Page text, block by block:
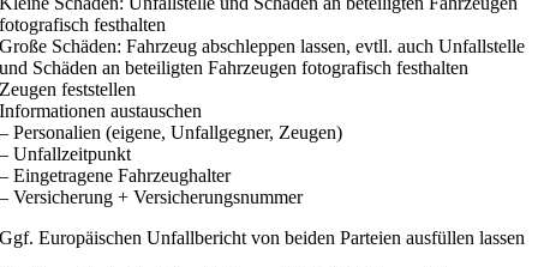
fotografisch festhalten
Große Schäden: Fahrzeug abschleppen lassen, evtll. auch Unfallstelle
und Schäden an beteiligten Fahrzeugen fotografisch festhalten
Zeugen feststellen
Informationen austauschen
– Personalien (eigene, Unfallgegner, Zeugen)
– Unfallzeitpunkt
– Eingetragene Fahrzeughalter
– Versicherung + Versicherungsnummer
Ggf. Europäischen Unfallbericht von beiden Parteien ausfüllen lassen